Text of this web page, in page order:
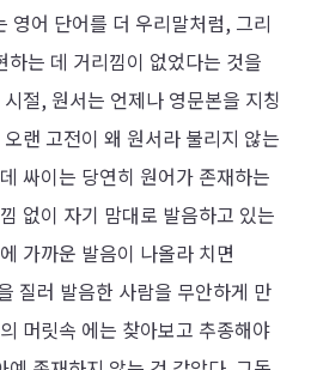
영어 단어를 더 우리말처럼, 그리
는 데 거리낌이 없었다는 것을
절, 원서는 언제나 영문본을 지칭
랜 고전이 왜 원서라 불리지 않는
싸이는 당연히 원어가 존재하는
없이 자기 맘대로 발음하고 있는
가까운 발음이 나올라 치면
질러 발음한 사람을 무안하게 만
머릿속 에는 찾아보고 추종해야